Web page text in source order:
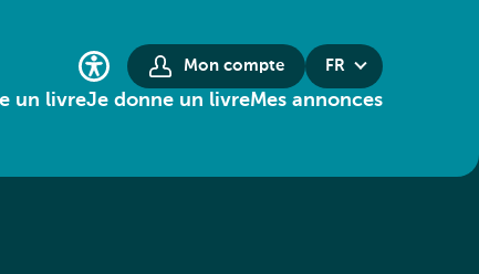
Mon compte FR
un livreJe donne un livreMes annonces